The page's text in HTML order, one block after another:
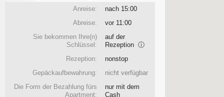
Anreise:
nach 15:00
Abreise:
vor 11:00
Sie bekommen Ihre(n)
Schlüssel:
auf der
Rezeption ⓘ
Rezeption:
nonstop
Gepäckaufbewahrung:
nicht verfügbar
Die Form der Bezahlung fürs
Apartment:
nur mit dem
Cash